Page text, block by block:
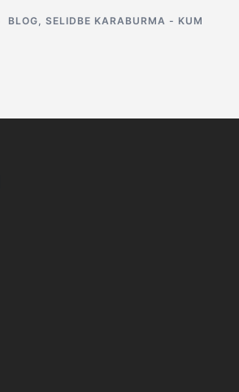
BLOG, SELIDBE KARABURMA - KUM